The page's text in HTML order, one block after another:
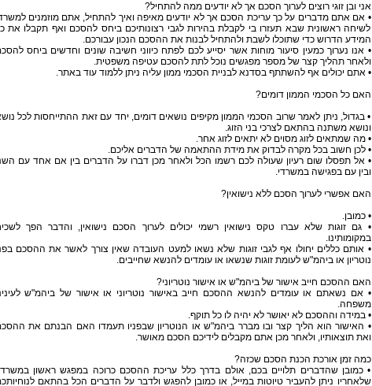
אני ובן זוגי רוצים לערוך הסכם אך לא יודעים ממה להתחיל?
• אם אתם מדברים על כך עריכת הסכם אך לא יודעים מאיפה ואיך להתחיל, אתם מוזמנים
לשיחה ראשונית שבא תעזרו בי לקבלת בהירות לגבי רצונותיכם ביחס להסכם ואף תקבלו את
המידע הדרוש כדי שתוכלו לשבת ולהתחיל לבנות את ההסכם הנכון עבורכם.
• אנו נערוך כמעין סיעור מוחות אשר יסייע לכם לפתח כיווני חשיבה שונים וחדשים ביחס
ולאחר תהליך קצר של מספר מפגשים נוכל לתת להסכם עטיפה משפטית.
• אתם יכולים אף להשתתף בסדנא לבניית הסכמי ממון עליה ניתן ללמוד עוד באתר.
האם כל הסכמי הממון דומים?
• בגדול, ניתן לאמר שרוב הסכמי הממון מקיפים נושאים דומים, יחד עם זאת ההתייחסות לכל
ונושא משתנה בהתאם לצרכי בני הזוג.
• מה שמתאים לזוג מסוים לא יתאים לזוג אחר.
• לכן חשוב בכל מקרה לבדוק את מידת ההתאמה של הדברים אליכם.
• אל תפסלו שום רעיון שעולה לכם רשמו הכל ולאחר מכן דברו על הדברים בין אם אחד עם
ובין עם בפגישה במשרדי.
האם אפשרי לערוך הסכם ללא נישואין?
• כמובן.
• גם זוגות שלא עברו טקס נישואין רשמי יכולים לערוך הסכם נישואין, והדבר הפך
במקומותינו.
• אותם כללים יחולו אף לגבי זוגות שלא נשאו למעט העובדה שאין צורך לאשר את ההסכם
נוטריון או ביהמ"ש לעומת זוגות שנשאו או עומדים להנשא שחייבים.
האם ההסכם חייב אישור של ביהמ"ש או אישור נוטריוני?
• אם נשאתם או עומדים להנשא ההסכם חייב באישור נוטריוני או אישור של ביהמ"ש
משפחה.
• במידה וההסכם לא יאושר לא יהיה לו כל תוקף.
• האישור הוא הליך קצר ובו מברר ביהמ"ש או הנוטריון שבפניו תעמדו האם הבנתם את
ואת תוצאותיו, ולאחר מכן אתם מקבלים לידיכם הסכם מאושר.
כמה זמן אורכת הכנת הסכם שכזה?
• כמובן שהדברים תלויים בכם, אולם בדרך כלל עריכת ההסכם כרוכה במפגש ראשון
שלאחריו ניתן להעביר טיוטות במייל, או כמובן להפגש ולדבר על הדברים הכל בהתאם